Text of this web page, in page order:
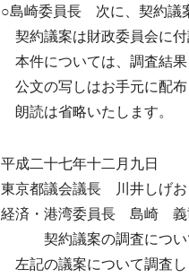
○島崎委員長 次に、契約議
契約議案は財政委員会に付
本件については、調査結果
公文の写しはお手元に配布
朗読は省略いたします。
平成二十七年十二月九日
東京都議会議長 川井しげお
経済・港湾委員長 島崎 義
契約議案の調査につい
左記の議案について調査し